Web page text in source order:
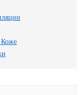
Коже